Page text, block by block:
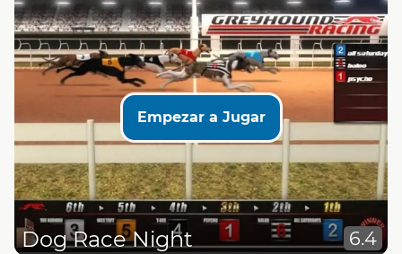
Empezar a Jugar
Dog Race Night 6.4